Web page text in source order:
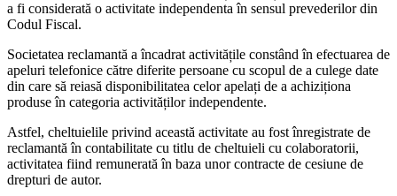
a fi considerată o activitate independenta în sensul prevederilor din
Codul Fiscal.
Societatea reclamantă a încadrat activitățile constând în efectuarea de
apeluri telefonice către diferite persoane cu scopul de a culege date
din care să reiasă disponibilitatea celor apelați de a achiziționa
produse în categoria activităților independente.
Astfel, cheltuielile privind această activitate au fost înregistrate de
reclamantă în contabilitate cu titlu de cheltuieli cu colaboratorii,
activitatea fiind remunerată în baza unor contracte de cesiune de
drepturi de autor.